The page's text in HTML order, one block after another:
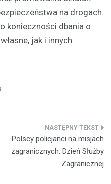
na drogach.
konieczności dbania o
jak i innych
Polscy policjanci na misjach
zagranicznych: Dzień Służby
Zagranicznej